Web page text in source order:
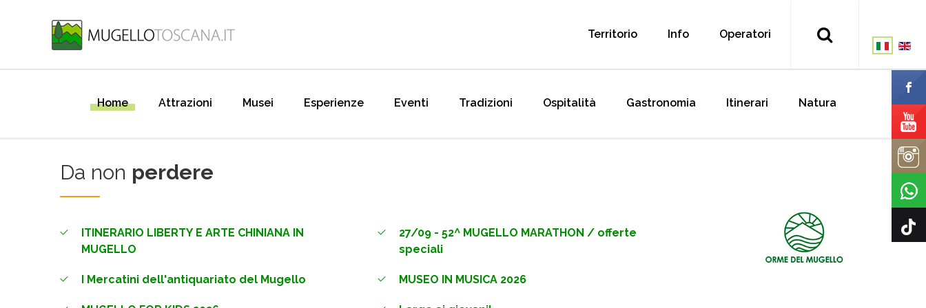
Territorio Info Operatori
Home Attrazioni Musei Esperienze Eventi Tradizioni Ospitalità Gastronomia Itinerari Natura
Da non perdere
ITINERARIO LIBERTY E ARTE CHINIANA IN
MUGELLO
27/09 - 52^ MUGELLO MARATHON / offerte
speciali
I Mercatini dell'antiquariato del Mugello MUSEO IN MUSICA 2026